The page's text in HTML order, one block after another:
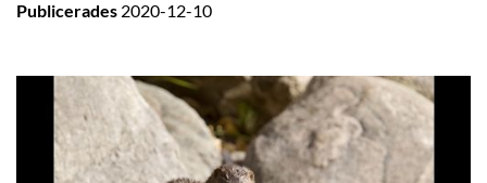
Publicerades 2020-12-10